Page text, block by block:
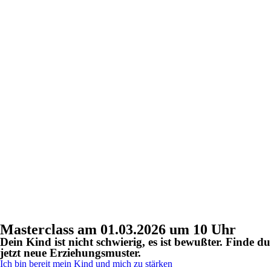
Masterclass am 01.03.2026 um 10 Uhr
Dein Kind ist nicht schwierig, es ist bewußter. Finde du
jetzt neue Erziehungsmuster.
Ich bin bereit mein Kind und mich zu stärken